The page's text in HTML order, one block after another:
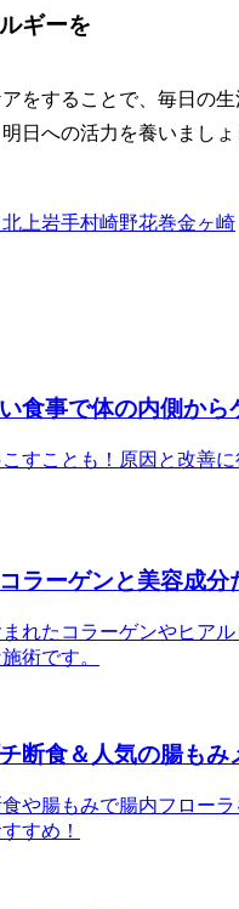
ギーを
をすることで、毎日の
日への活力を養いまし
北上岩手村崎野花巻金ヶ崎
食事で体の内側から
すことも！原因と改善
ラーゲンと美容成
れたコラーゲンやヒア
術です。
断食＆人気の腸もみ
や腸もみで腸内フロー
すめ！